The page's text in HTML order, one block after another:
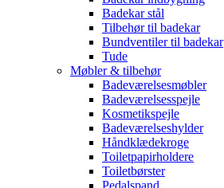
Badekar stål
Tilbehør til badekar
Bundventiler til badekar
Tude
Møbler & tilbehør
Badeværelsesmøbler
Badeværelsesspejle
Kosmetikspejle
Badeværelseshylder
Håndklædekroge
Toiletpapirholdere
Toiletbørster
Pedalspand